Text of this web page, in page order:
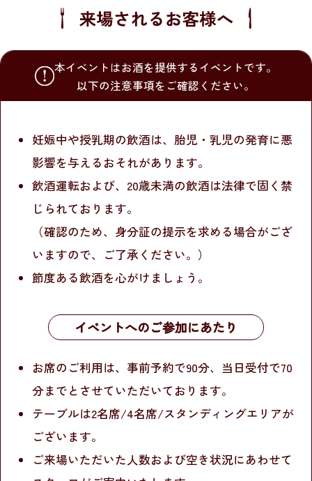
本イベントはお酒を提供するイベントです。
以下の注意事項をご確認ください。
妊娠中や授乳期の飲酒は、胎児・乳児の発育に悪
影響を与えるおそれがあります。
飲酒運転および、20歳未満の飲酒は法律で固く禁
じられております。
（確認のため、身分証の提示を求める場合がござ
いますので、ご了承ください。）
節度ある飲酒を心がけましょう。
イベントへのご参加にあたり
お席のご利用は、事前予約で90分、当日受付で70
分までとさせていただいております。
テーブルは2名席/4名席/スタンディングエリアが
ございます。
ご来場いただいた人数および空き状況にあわせて